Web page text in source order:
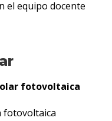
el equipo docente
fotovoltaica
fotovoltaica